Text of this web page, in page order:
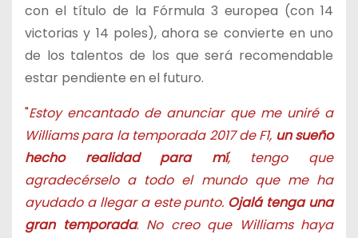
con el título de la Fórmula 3 europea (con 14
victorias y 14 poles), ahora se convierte en uno
de los talentos de los que será recomendable
estar pendiente en el futuro.
"Estoy encantado de anunciar que me uniré a
Williams para la temporada 2017 de F1, un sueño
hecho realidad para mí, tengo que
agradecérselo a todo el mundo que me ha
ayudado a llegar a este punto. Ojalá tenga una
gran temporada. No creo que Williams haya